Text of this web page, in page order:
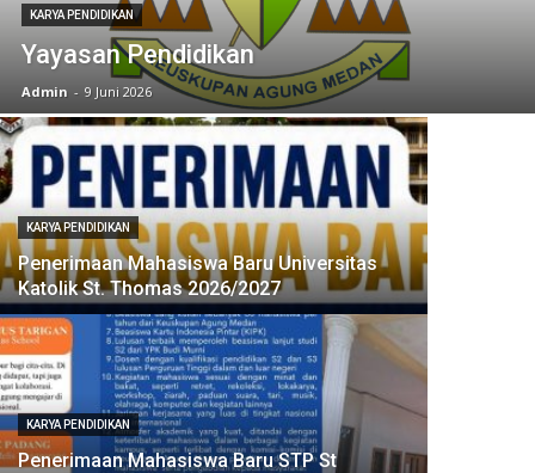
KARYA PENDIDIKAN
Yayasan Pendidikan
Admin - 9 Juni 2026
KARYA PENDIDIKAN
Penerimaan Mahasiswa Baru Universitas
Katolik St. Thomas 2026/2027
KARYA PENDIDIKAN
Penerimaan Mahasiswa Baru STP St